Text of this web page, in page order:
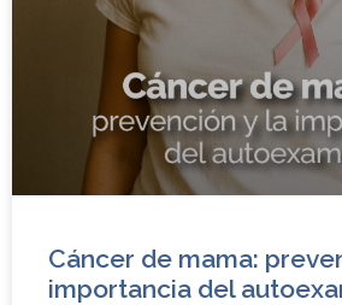
Cáncer de mama:
importancia del